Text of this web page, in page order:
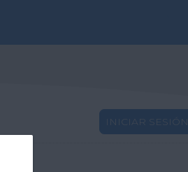
INICIAR SESIÓN